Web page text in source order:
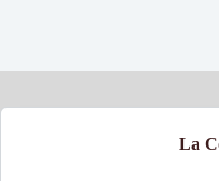
La